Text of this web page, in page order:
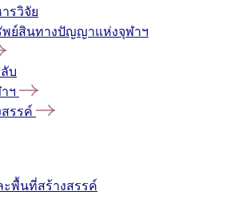
รวิจัย
พย์สินทางปัญญาแห่งจุฬาฯ
บ
ฯ
รรค์
พื้นที่สร้างสรรค์